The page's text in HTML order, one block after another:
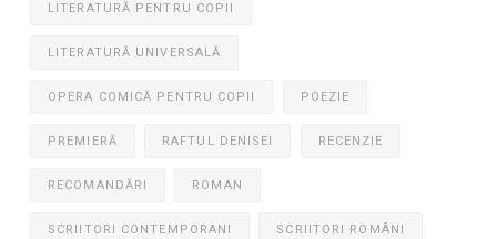
LITERATURĂ PENTRU COPII
LITERATURĂ UNIVERSALĂ
OPERA COMICĂ PENTRU COPII POEZIE
PREMIERĂ RAFTUL DENISEI RECENZIE
RECOMANDĂRI ROMAN
SCRIITORI CONTEMPORANI SCRIITORI ROMÂNI